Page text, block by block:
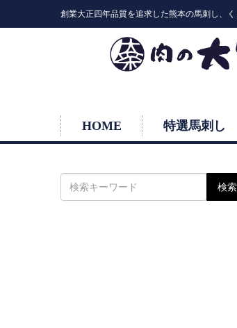
創業大正四年品質を追求した熊本の馬刺し、
HOME 特選馬刺し